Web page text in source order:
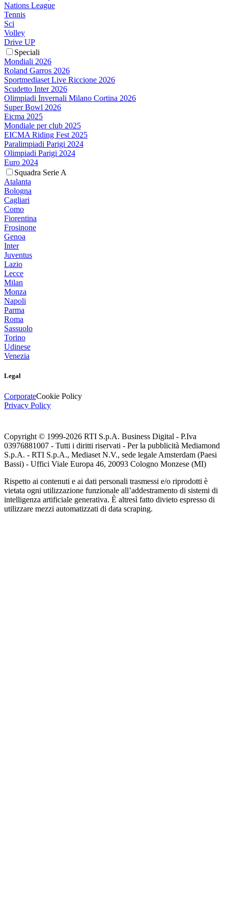
Nations League
Tennis
Sci
Volley
Drive UP
Speciali
Mondiali 2026
Roland Garros 2026
Sportmediaset Live Riccione 2026
Scudetto Inter 2026
Olimpiadi Invernali Milano Cortina 2026
Super Bowl 2026
Eicma 2025
Mondiale per club 2025
EICMA Riding Fest 2025
Paralimpiadi Parigi 2024
Olimpiadi Parigi 2024
Euro 2024
Squadra Serie A
Atalanta
Bologna
Cagliari
Como
Fiorentina
Frosinone
Genoa
Inter
Juventus
Lazio
Lecce
Milan
Monza
Napoli
Parma
Roma
Sassuolo
Torino
Udinese
Venezia
Legal
CorporateCookie Policy
Privacy Policy
Copyright © 1999-2026 RTI S.p.A. Business Digital - P.Iva
03976881007 - Tutti i diritti riservati - Per la pubblicità Mediamond
S.p.A. - RTI S.p.A., Mediaset N.V., sede legale Amsterdam (Paesi
Bassi) - Uffici Viale Europa 46, 20093 Cologno Monzese (MI)
Rispetto ai contenuti e ai dati personali trasmessi e/o riprodotti è
vietata ogni utilizzazione funzionale all’addestramento di sistemi di
intelligenza artificiale generativa. È altresì fatto divieto espresso di
utilizzare mezzi automatizzati di data scraping.